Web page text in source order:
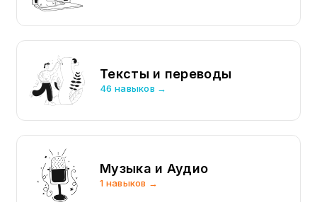
Тексты и переводы
46 навыков →
Музыка и Аудио
1 навыков →